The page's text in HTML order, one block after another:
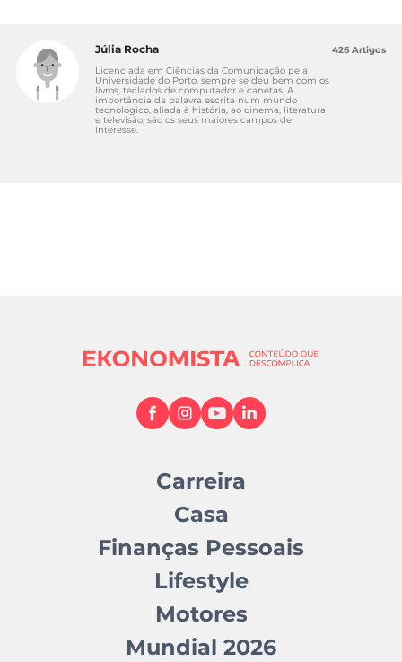
Júlia Rocha
Licenciada em Ciências da Comunicação pela
Universidade do Porto, sempre se deu bem com os
livros, teclados de computador e canetas. A
importância da palavra escrita num mundo
tecnológico, aliada à história, ao cinema, literatura
e televisão, são os seus maiores campos de
interesse.
426 Artigos
Carreira
Casa
Finanças Pessoais
Lifestyle
Motores
Mundial 2026